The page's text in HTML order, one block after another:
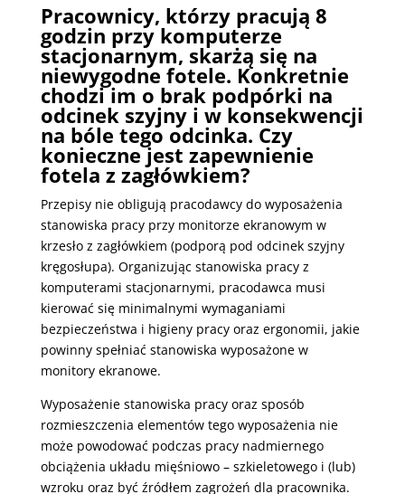
Pracownicy, którzy pracują 8
godzin przy komputerze
stacjonarnym, skarżą się na
niewygodne fotele. Konkretnie
chodzi im o brak podpórki na
odcinek szyjny i w konsekwencji
na bóle tego odcinka. Czy
konieczne jest zapewnienie
fotela z zagłówkiem?
Przepisy nie obligują pracodawcy do wyposażenia
stanowiska pracy przy monitorze ekranowym w
krzesło z zagłówkiem (podporą pod odcinek szyjny
kręgosłupa). Organizując stanowiska pracy z
komputerami stacjonarnymi, pracodawca musi
kierować się minimalnymi wymaganiami
bezpieczeństwa i higieny pracy oraz ergonomii, jakie
powinny spełniać stanowiska wyposażone w
monitory ekranowe.
Wyposażenie stanowiska pracy oraz sposób
rozmieszczenia elementów tego wyposażenia nie
może powodować podczas pracy nadmiernego
obciążenia układu mięśniowo – szkieletowego i (lub)
wzroku oraz być źródłem zagrożeń dla pracownika.